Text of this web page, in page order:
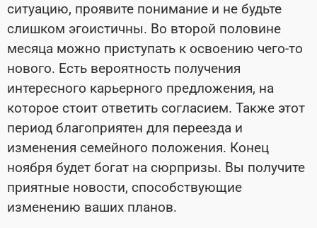
ситуацию, проявите понимание и не будьте
слишком эгоистичны. Во второй половине
месяца можно приступать к освоению чего-то
нового. Есть вероятность получения
интересного карьерного предложения, на
которое стоит ответить согласием. Также этот
период благоприятен для переезда и
изменения семейного положения. Конец
ноября будет богат на сюрпризы. Вы получите
приятные новости, способствующие
изменению ваших планов.